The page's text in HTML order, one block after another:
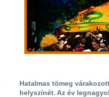
Hatalmas tömeg
helyszínét. Az év